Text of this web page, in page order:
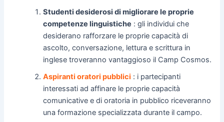
Studenti desiderosi di migliorare le proprie
competenze linguistiche : gli individui che
desiderano rafforzare le proprie capacità di
ascolto, conversazione, lettura e scrittura in
inglese troveranno vantaggioso il Camp Cosmos.
Aspiranti oratori pubblici : i partecipanti
interessati ad affinare le proprie capacità
comunicative e di oratoria in pubblico riceveranno
una formazione specializzata durante il campo.